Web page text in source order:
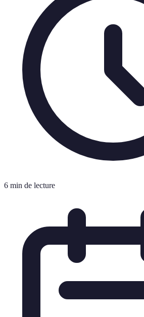
6 min de lecture